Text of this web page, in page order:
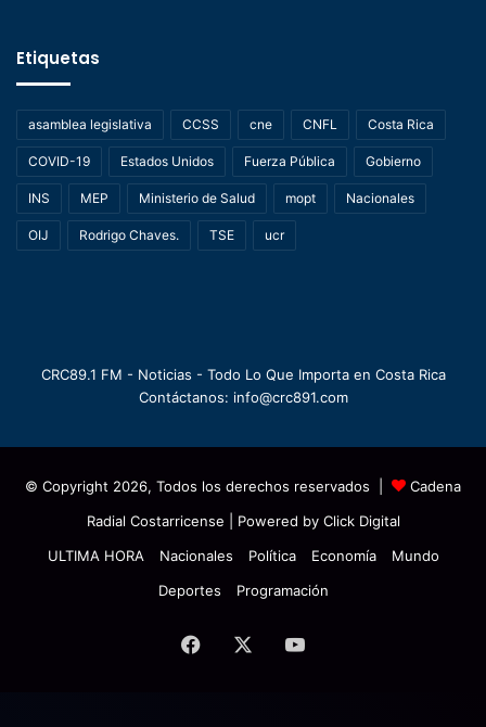
Etiquetas
asamblea legislativa CCSS cne CNFL Costa Rica
COVID-19 Estados Unidos Fuerza Pública Gobierno
INS MEP Ministerio de Salud mopt Nacionales
OIJ Rodrigo Chaves. TSE ucr
CRC89.1 FM - Noticias - Todo Lo Que Importa en Costa Rica
Contáctanos: info@crc891.com
© Copyright 2026, Todos los derechos reservados |
Cadena
Radial Costarricense | Powered by Click Digital
ULTIMA HORA
Nacionales Política Economía
Mundo
Deportes
Programación
Facebook